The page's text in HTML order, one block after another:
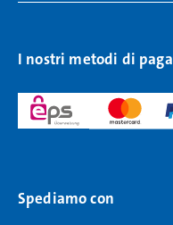
I nostri metodi di
Spediamo con